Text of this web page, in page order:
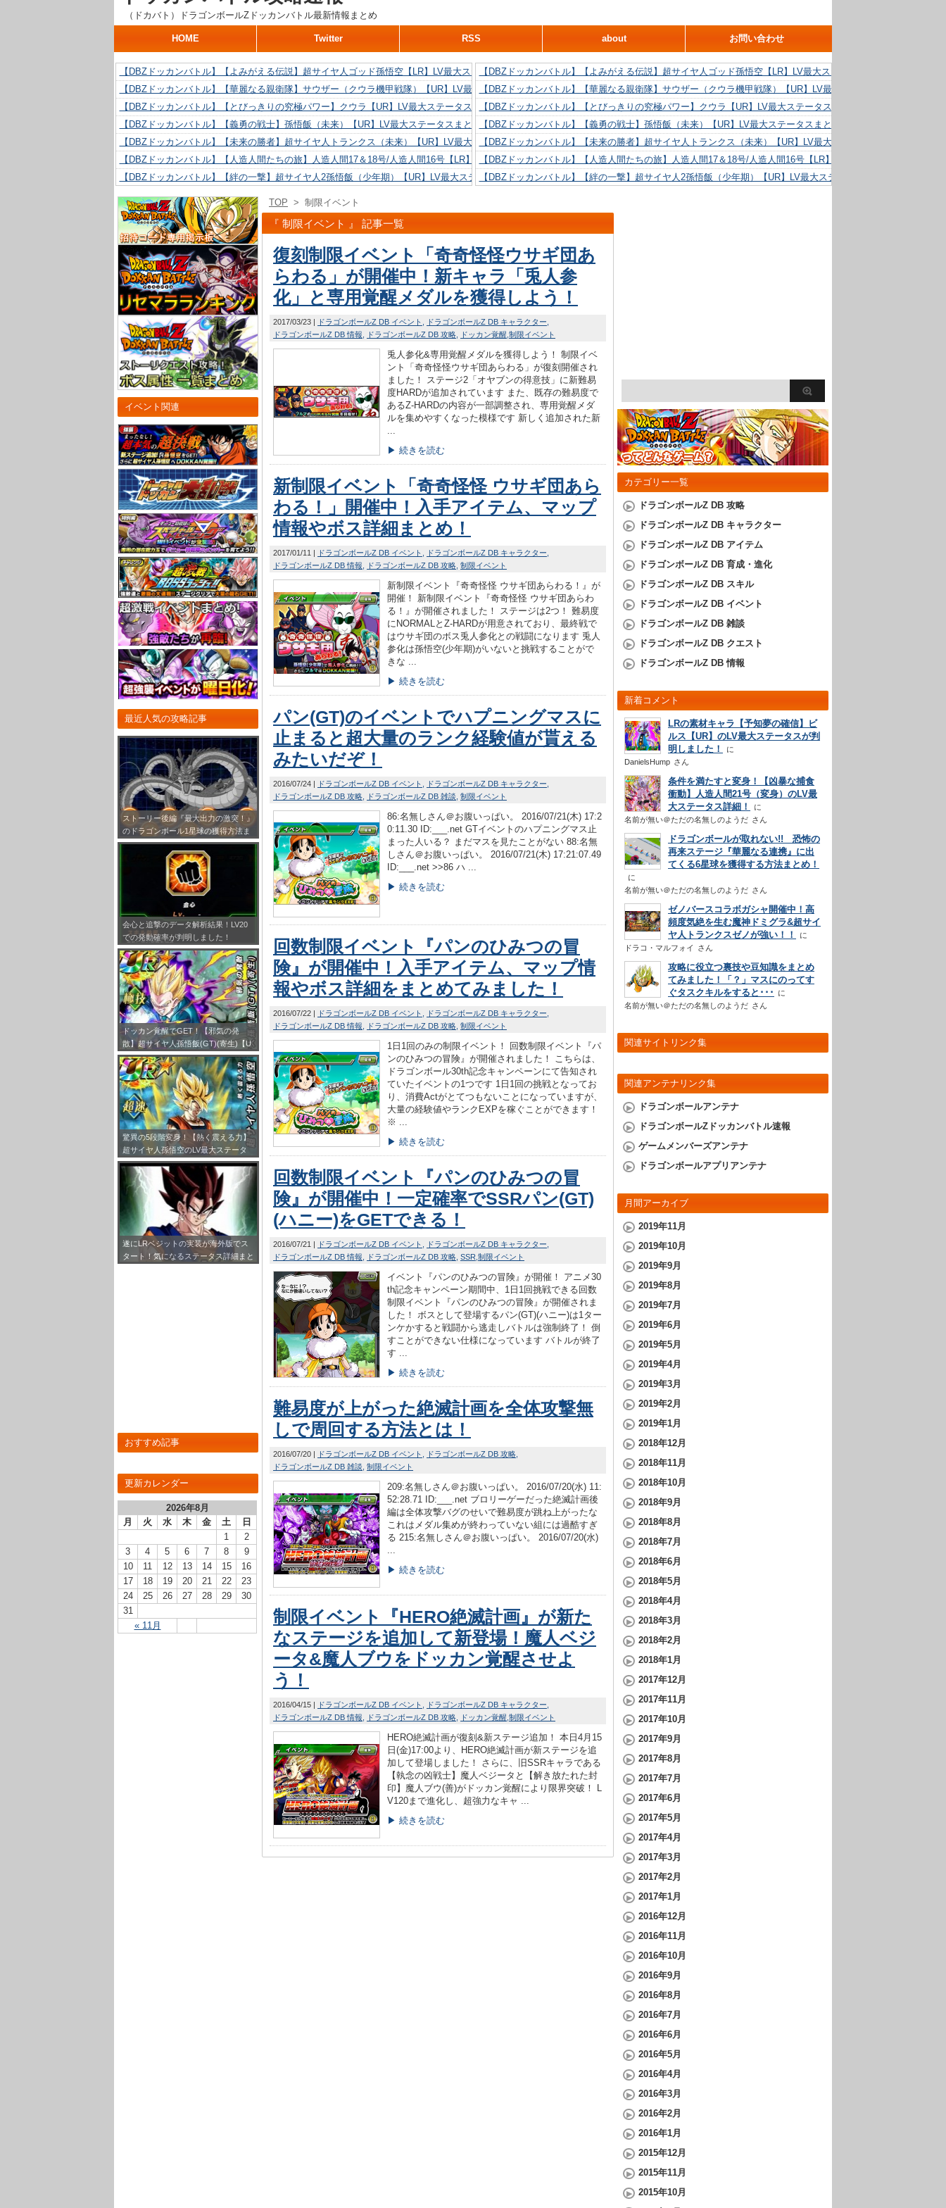
（ドカバト）ドラゴンボールZドッカンバトル最新情報まとめ
HOME Twitter RSS about お問い合わせ
【DBZドッカンバトル】【よみがえる伝説】超サイヤ人ゴッド孫悟空【LR】LV最大ステータスまとめ！
【DBZドッカンバトル】【華麗なる親衛隊】サウザー（クウラ機甲戦隊）【UR】LV最大ステータスまとめ！
【DBZドッカンバトル】【とびっきりの究極パワー】クウラ【UR】LV最大ステータスまとめ！
【DBZドッカンバトル】【義勇の戦士】孫悟飯（未来）【UR】LV最大ステータスまとめ！
【DBZドッカンバトル】【未来の勝者】超サイヤ人トランクス（未来）【UR】LV最大ステータスまとめ！
【DBZドッカンバトル】【人造人間たちの旅】人造人間17＆18号/人造人間16号【LR】LV最大ステータスまとめ！
【DBZドッカンバトル】【絆の一撃】超サイヤ人2孫悟飯（少年期）【UR】LV最大ステータスまとめ！
【DBZドッカンバトル】【抗い続ける精神力】人造人間18号【UR】LV最大ステータスまとめ！
【DBZドッカンバトル】【技巧とひらめき】クリリン【UR】LV最大ステータスまとめ！
【DBZドッカンバトル】【新たに得た好機】人造人間16号【UR】LV最大ステータスまとめ！
【DBZドッカンバトル】【よみがえる伝説】超サイヤ人ゴッド孫悟空【LR】LV最大ステータスまとめ！
【DBZドッカンバトル】【華麗なる親衛隊】サウザー（クウラ機甲戦隊）【UR】LV最大ステータスまとめ！
【DBZドッカンバトル】【とびっきりの究極パワー】クウラ【UR】LV最大ステータスまとめ！
【DBZドッカンバトル】【義勇の戦士】孫悟飯（未来）【UR】LV最大ステータスまとめ！
【DBZドッカンバトル】【未来の勝者】超サイヤ人トランクス（未来）【UR】LV最大ステータスまとめ！
【DBZドッカンバトル】【人造人間たちの旅】人造人間17＆18号/人造人間16号【LR】LV最大ステータスまとめ！
【DBZドッカンバトル】【絆の一撃】超サイヤ人2孫悟飯（少年期）【UR】LV最大ステータスまとめ！
【DBZドッカンバトル】【技巧とひらめき】クリリン【UR】LV最大ステータスまとめ！
イベント関連
最近人気の攻略記事
ストーリー後編『最大出力の激突！』
のドラゴンボール1星球の獲得方法ま
とめ！
会心と追撃のデータ解析結果！LV20
での発動確率が判明しました！
ドッカン覚醒でGET！【邪気の発
散】超サイヤ人孫悟飯(GT)(寄生)【U
R】のLV最大ステータスが判明しまし
た！
驚異の5段階変身！【熱く震える力】
超サイヤ人孫悟空のLV最大ステータ
ス！
遂にLRベジットの実装が海外版でス
タート！気になるステータス詳細まと
おすすめ記事
更新カレンダー
2026年8月
月
火 水 木 金 土 日
« 11月
1
2
3
4 5 6 7 8
9
10
11 12 13 14 15
16
17
18 19 20 21 22
23
24
25 26 27 28 29
30
31
TOP > 制限イベント
『 制限イベント 』 記事一覧
復刻制限イベント「奇奇怪怪ウサギ団あ
らわる」が開催中！新キャラ「兎人参
化」と専用覚醒メダルを獲得しよう！
2017/03/23 ドラゴンボールZ DB イベント
ドラゴンボールZ DB キャラクター
ドラゴンボールZ DB 情報
ドラゴンボールZ DB 攻略 ドッカン覚醒 制限イベント
兎人参化&専用覚醒メダルを獲得しよう！ 制限イベ
ント「奇奇怪怪ウサギ団あらわる」が復刻開催され
ました！ ステージ2「オヤブンの得意技」に新難易
度HARDが追加されています また、既存の難易度で
あるZ-HARDの内容が一部調整され、専用覚醒メダ
ルを集めやすくなった模様です 新しく追加された新
...
▶ 続きを読む
新制限イベント「奇奇怪怪 ウサギ団あら
わる！」開催中！入手アイテム、マップ
情報やボス詳細まとめ！
2017/01/11 ドラゴンボールZ DB イベント
ドラゴンボールZ DB キャラクター
ドラゴンボールZ DB 情報
ドラゴンボールZ DB 攻略 制限イベント
新制限イベント『奇奇怪怪 ウサギ団あらわる！』が
開催！ 新制限イベント『奇奇怪怪 ウサギ団あらわ
る！』が開催されました！ ステージは2つ！ 難易度
にNORMALとZ-HARDが用意されており、最終戦で
はウサギ団のボス兎人参化との戦闘になります 兎人
参化は孫悟空(少年期)がいないと挑戦することがで
きな ...
▶ 続きを読む
パン(GT)のイベントでハプニングマスに
止まると超大量のランク経験値が貰える
みたいだぞ！
2016/07/24 ドラゴンボールZ DB イベント
ドラゴンボールZ DB キャラクター
ドラゴンボールZ DB 攻略
ドラゴンボールZ DB 雑談 制限イベント
86:名無しさん＠お腹いっぱい。 2016/07/21(木) 17:2
0:11.30 ID:___.net GTイベントのハプニングマス止
まった人いる？ まだマスを見たことがない 88:名無
しさん＠お腹いっぱい。 2016/07/21(木) 17:21:07.49
ID:___.net >>86 ハ ...
▶ 続きを読む
回数制限イベント『パンのひみつの冒
険』が開催中！入手アイテム、マップ情
報やボス詳細をまとめてみました！
2016/07/22 ドラゴンボールZ DB イベント
ドラゴンボールZ DB キャラクター
ドラゴンボールZ DB 情報
ドラゴンボールZ DB 攻略 制限イベント
1日1回のみの制限イベント！ 回数制限イベント『パ
ンのひみつの冒険』が開催されました！ こちらは、
ドラゴンボール30th記念キャンペーンにて告知され
ていたイベントの1つです 1日1回の挑戦となってお
り、消費Actがとてつもないことになっていますが、
大量の経験値やランクEXPを稼ぐことができます！
※ ...
▶ 続きを読む
回数制限イベント『パンのひみつの冒
険』が開催中！一定確率でSSRパン(GT)
(ハニー)をGETできる！
2016/07/21 ドラゴンボールZ DB イベント
ドラゴンボールZ DB キャラクター
ドラゴンボールZ DB 情報
ドラゴンボールZ DB 攻略 SSR 制限イベント
イベント『パンのひみつの冒険』が開催！ アニメ30
th記念キャンペーン期間中、1日1回挑戦できる回数
制限イベント『パンのひみつの冒険』が開催されま
した！ ボスとして登場するパン(GT)(ハニー)は1ター
ンケかすると戦闘から逃走しバトルは強制終了！ 倒
すことができない仕様になっています バトルが終了
す ...
▶ 続きを読む
難易度が上がった絶滅計画を全体攻撃無
しで周回する方法とは！
2016/07/20 ドラゴンボールZ DB イベント
ドラゴンボールZ DB 攻略
ドラゴンボールZ DB 雑談 制限イベント
209:名無しさん＠お腹いっぱい。 2016/07/20(水) 11:
52:28.71 ID:___.net ブロリーゲーだった絶滅計画後
編は全体攻撃バグのせいで難易度が跳ね上がったな
これはメダル集めが終わっていない組には過酷すぎ
る 215:名無しさん＠お腹いっぱい。 2016/07/20(水)
...
▶ 続きを読む
制限イベント『HERO絶滅計画』が新た
なステージを追加して新登場！魔人ベジ
ータ&魔人ブウをドッカン覚醒させよ
う！
2016/04/15 ドラゴンボールZ DB イベント
ドラゴンボールZ DB キャラクター
ドラゴンボールZ DB 情報
ドラゴンボールZ DB 攻略 ドッカン覚醒 制限イベント
HERO絶滅計画が復刻&新ステージ追加！ 本日4月15
日(金)17:00より、HERO絶滅計画が新ステージを追
加して登場しました！ さらに、旧SSRキャラである
【執念の凶戦士】魔人ベジータと【解き放たれた封
印】魔人ブウ(善)がドッカン覚醒により限界突破！ L
V120まで進化し、超強力なキャ ...
▶ 続きを読む
カテゴリー一覧
ドラゴンボールZ DB 攻略
ドラゴンボールZ DB キャラクター
ドラゴンボールZ DB アイテム
ドラゴンボールZ DB 育成・進化
ドラゴンボールZ DB スキル
ドラゴンボールZ DB イベント
ドラゴンボールZ DB 雑談
ドラゴンボールZ DB クエスト
ドラゴンボールZ DB 情報
新着コメント
LRの素材キャラ【予知夢の確信】ビ
ルス【UR】のLV最大ステータスが判
明しました！
DanielsHump さん
条件を満たすと変身！【凶暴な捕食
衝動】人造人間21号（変身）のLV最
大ステータス詳細！
名前が無い＠ただの名無しのようだ さん
ドラゴンボールが取れない!! 恐怖の
再来ステージ『華麗なる連携』に出
てくる6星球を獲得する方法まとめ！
名前が無い＠ただの名無しのようだ さん
ゼノバースコラボガシャ開催中！高
頻度気絶を生む魔神ドミグラ&超サイ
ヤ人トランクスゼノが強い！！
ドラコ・マルフォイ さん
攻略に役立つ裏技や豆知識をまとめ
てみました！「？」マスにのってす
ぐタスクキルをすると･･･
名前が無い＠ただの名無しのようだ さん
関連サイトリンク集
関連アンテナリンク集
ドラゴンボールアンテナ
ドラゴンボールZドッカンバトル速報
ゲームメンバーズアンテナ
ドラゴンボールアプリアンテナ
月間アーカイブ
2019年11月
2019年10月
2019年9月
2019年8月
2019年7月
2019年6月
2019年5月
2019年4月
2019年3月
2019年2月
2019年1月
2018年12月
2018年11月
2018年10月
2018年9月
2018年8月
2018年7月
2018年6月
2018年5月
2018年4月
2018年3月
2018年2月
2018年1月
2017年12月
2017年11月
2017年10月
2017年9月
2017年8月
2017年7月
2017年6月
2017年5月
2017年4月
2017年3月
2017年2月
2017年1月
2016年12月
2016年11月
2016年10月
2016年9月
2016年8月
2016年7月
2016年6月
2016年5月
2016年4月
2016年3月
2016年2月
2016年1月
2015年12月
2015年11月
2015年10月